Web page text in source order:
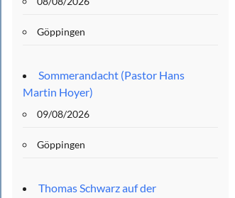
Göppingen
Sommerandacht (Pastor Hans
Martin Hoyer)
09/08/2026
Göppingen
Thomas Schwarz auf der